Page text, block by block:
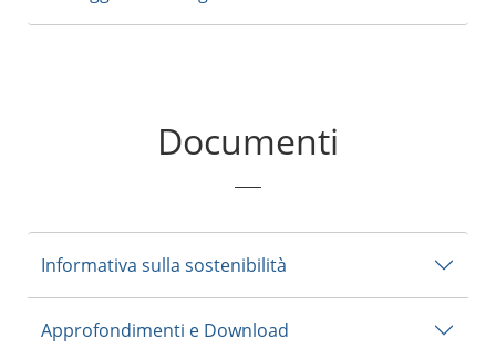
Documenti
Informativa sulla sostenibilità
Approfondimenti e Download